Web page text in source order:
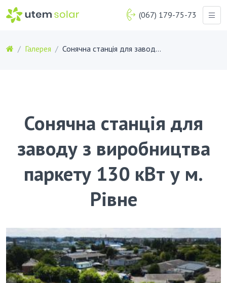
(067) 179-75-73
Галерея Сонячна станція для заводу з виробництва паркету 130 кВт у м. Рівне
Сонячна станція для
заводу з виробництва
паркету 130 кВт у м.
Рівне